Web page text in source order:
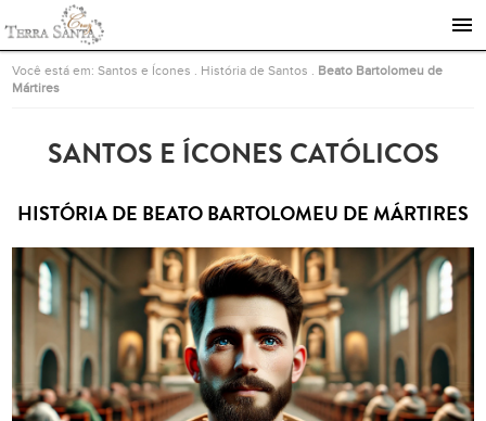
Ir para a página inicial
Você está em:Santos e Ícones História de Santos
Beato Bartolomeu de
Mártires
SANTOS E ÍCONES CATÓLICOS
HISTÓRIA DE BEATO BARTOLOMEU DE MÁRTIRES